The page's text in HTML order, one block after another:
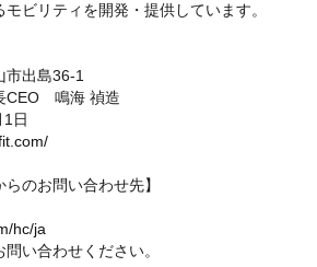
ビリティを開発・提供しています。
市出島36-1
CEO 鳴海 禎造
日
らのお問い合わせ先】
hc/ja
い合わせください。